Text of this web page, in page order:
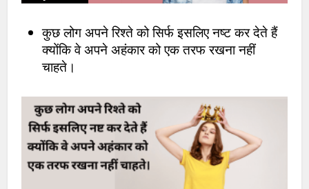
कुछ लोग अपने रिश्ते को सिर्फ इसलिए नष्ट कर देते हैं
क्योंकि वे अपने अहंकार को एक तरफ रखना नहीं
चाहते।